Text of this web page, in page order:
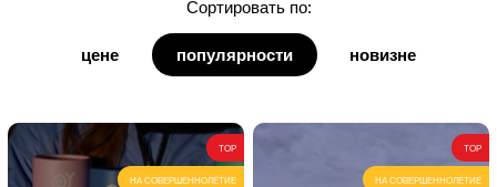
для дедушки
для бабушки
для кума
Сортировать по:
цене популярности новизне
TOP
НА СОВЕРШЕННОЛЕТИЕ
TOP
НА СОВЕРШЕННОЛЕТИЕ